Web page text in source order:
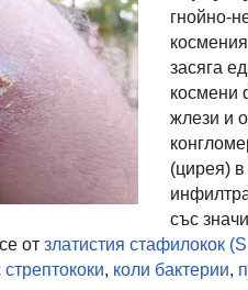
гнойно-
засяга
космени
жлези и
(цирея)
със
от златистия стафилокок
стрептококи, коли бактерии,